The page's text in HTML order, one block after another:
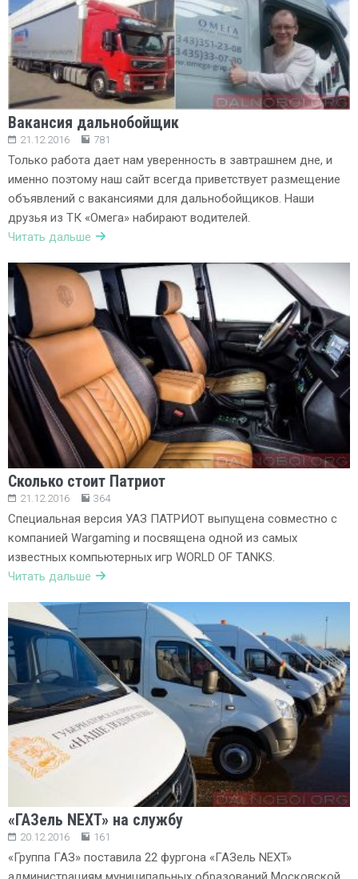
Вакансия дальнобойщик
21.12.2016 781
Только работа дает нам уверенность в завтрашнем дне, и
именно поэтому наш сайт всегда приветствует размещение
объявлений с вакансиями для дальнобойщиков. Наши
друзья из ТК «Омега» набирают водителей.
Читать дальше
Сколько стоит Патриот
21.12.2016 364
Специальная версия УАЗ ПАТРИОТ выпущена совместно с
компанией Wargaming и посвящена одной из самых
известных компьютерных игр WORLD OF TANKS.
Читать дальше
«ГАЗель NEXT» на службу
20.12.2016 161
«Группа ГАЗ» поставила 22 фургона «ГАЗель NEXT»